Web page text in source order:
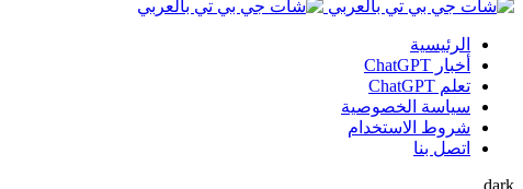
الرئيسية
أخبار ChatGPT
تعلم ChatGPT
سياسة الخصوصية
شروط الاستخدام
اتصل بنا
dark